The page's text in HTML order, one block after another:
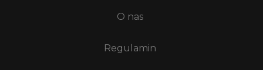
O nas
Regulamin